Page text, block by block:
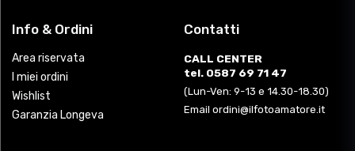
Info & Ordini
Area riservata
I miei ordini
Wishlist
Garanzia Longeva
Contatti
CALL CENTER
tel. 0587 69 71 47
(Lun-Ven: 9-13 e 14.30-18.30)
Email ordini@ilfotoamatore.it